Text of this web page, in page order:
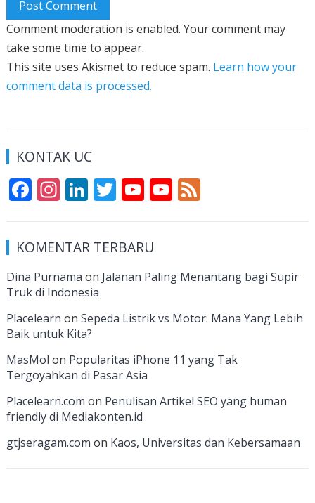
Comment moderation is enabled. Your comment may
take some time to appear.
This site uses Akismet to reduce spam. Learn how your
comment data is processed.
KONTAK UC
F
e
b
o
o
k
In
a
gr
a
m
Li
k
e
dI
n
T
itt
er
Y
u
T
u
e
Y
u
e
h
a
n
n
F
KOMENTAR TERBARU
Dina Purnama on Jalanan Paling Menantang bagi Supir
Truk di Indonesia
Placelearn on Sepeda Listrik vs Motor: Mana Yang Lebih
Baik untuk Kita?
MasMol on Popularitas iPhone 11 yang Tak
Tergoyahkan di Pasar Asia
Placelearn.com on Penulisan Artikel SEO yang human
friendly di Mediakonten.id
gtjseragam.com on Kaos, Universitas dan Kebersamaan